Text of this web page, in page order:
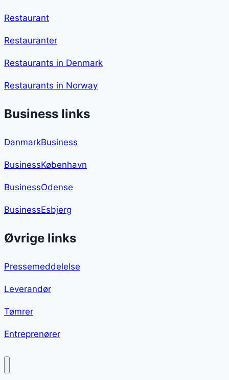
Restaurant
Restauranter
Restaurants in Denmark
Restaurants in Norway
Business links
DanmarkBusiness
BusinessKøbenhavn
BusinessOdense
BusinessEsbjerg
Øvrige links
Pressemeddelelse
Leverandør
Tømrer
Entreprenører